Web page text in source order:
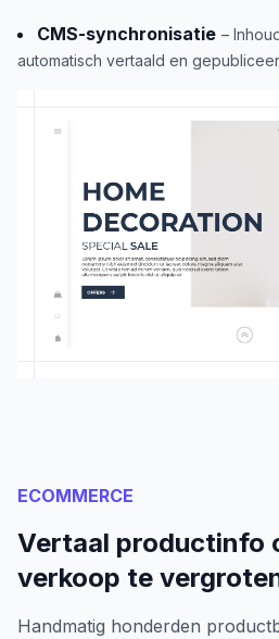
CMS-synchronisatie –
automatisch vertaald en
ECOMMERCE
Vertaal productinfo
verkoop te
Handmatig honderden